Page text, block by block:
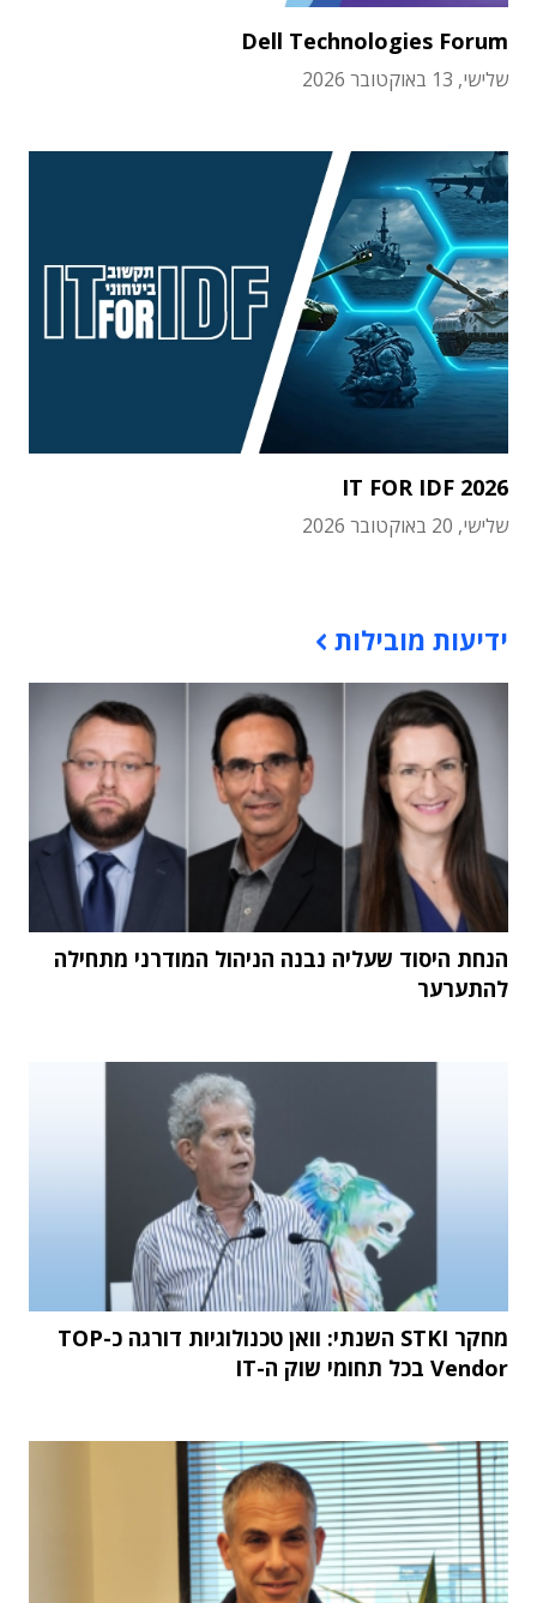
Dell Technologies Forum
שלישי, 13 באוקטובר 2026
IT FOR IDF 2026
שלישי, 20 באוקטובר 2026
ידיעות מובילות
הנחת היסוד שעליה נבנה הניהול המודרני מתחילה
להתערער
מחקר STKI השנתי: וואן טכנולוגיות דורגה כ-TOP
Vendor בכל תחומי שוק ה-IT